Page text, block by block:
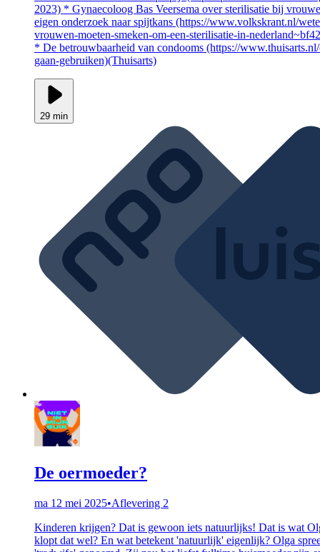
2023) * Gynaecoloog Bas Veersema over sterilisatie bij
eigen onderzoek naar spijtkans (https://www.volkskrant.nl/
vrouwen-moeten-smeken-om-een-sterilisatie-in-
* De betrouwbaarheid van condooms (https://
gaan-gebruiken)(Thuisarts)
29 min
De oermoeder?
ma 12 mei 2025•Aflevering 2
Kinderen krijgen? Dat is gewoon iets natuurlijks! Dat is wat
klopt dat wel? En wat betekent 'natuurlijk' eigenlijk? Olga